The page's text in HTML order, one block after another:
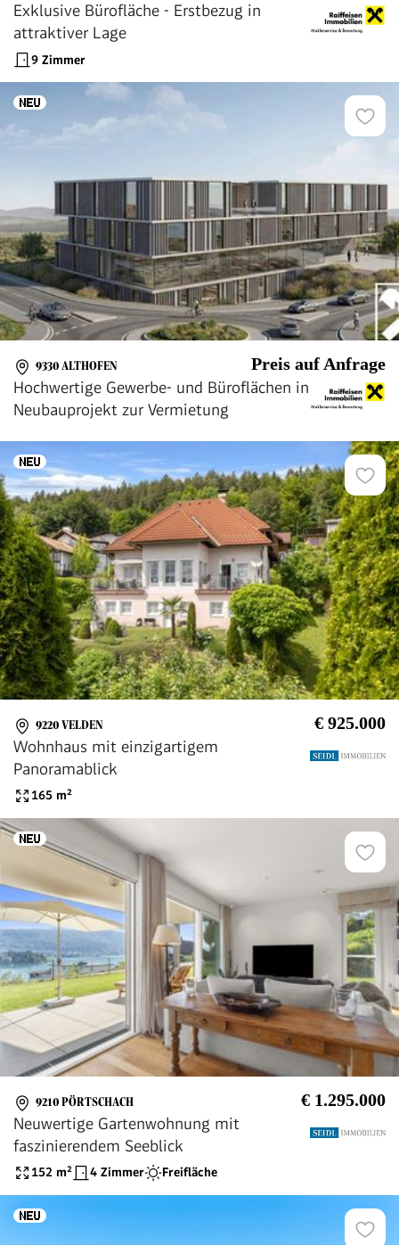
Exklusive Bürofläche - Erstbezug in
attraktiver Lage
9 Zimmer
9330 ALTHOFEN Preis auf Anfrage
Hochwertige Gewerbe- und Büroflächen in
Neubauprojekt zur Vermietung
9220 VELDEN € 925.000
Wohnhaus mit einzigartigem
Panoramablick
165 m²
9210 PÖRTSCHACH € 1.295.000
Neuwertige Gartenwohnung mit
faszinierendem Seeblick
152 m² 4 Zimmer Freifläche